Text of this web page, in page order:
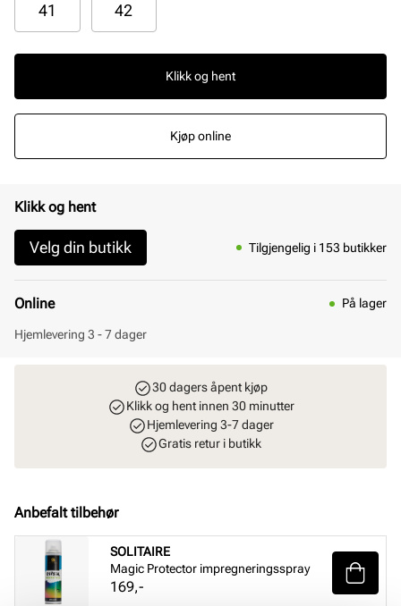
41 42
Klikk og hent
Kjøp online
Klikk og hent
Velg din butikk Tilgjengelig i 153 butikker
Online På lager
Hjemlevering 3 - 7 dager
30 dagers åpent kjøp
Klikk og hent innen 30 minutter
Hjemlevering 3-7 dager
Gratis retur i butikk
Anbefalt tilbehør
SOLITAIRE
Magic Protector impregneringsspray
Pris
169,-